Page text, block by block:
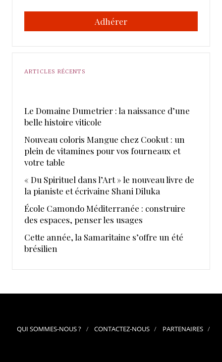
Adhérer
ARTICLES RÉCENTS
Le Domaine Dumetrier : la naissance d’une
belle histoire viticole
Nouveau coloris Mangue chez Cookut : un
plein de vitamines pour vos fourneaux et
votre table
« Du Spirituel dans l’Art » le nouveau livre de
la pianiste et écrivaine Shani Diluka
École Camondo Méditerranée : construire
des espaces, penser les usages
Cette année, la Samaritaine s’offre un été
brésilien
QUI SOMMES-NOUS ? CONTACTEZ-NOUS PARTENAIRES